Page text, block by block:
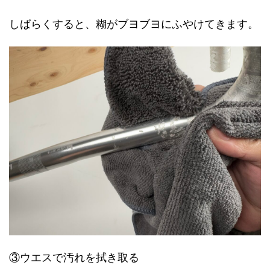
しばらくすると、糊がブヨブヨにふやけてきます。
③ウエスで汚れを拭き取る